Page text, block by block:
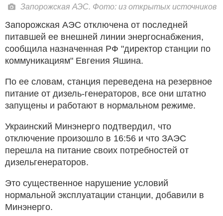
Запорожская АЭС. Фото: из открытых источников
Запорожская АЭС отключена от последней
питавшей ее внешней линии энергоснабжения,
сообщила назначенная РФ "директор станции по
коммуникациям" Евгения Яшина.
По ее словам, станция переведена на резервное
питание от дизель-генераторов, все они штатно
запущены и работают в нормальном режиме.
Украинский Минэнерго подтвердил, что
отключение произошло в 16:56 и что ЗАЭС
перешла на питание своих потребностей от
дизельгенераторов.
Это существенное нарушение условий
нормальной эксплуатации станции, добавили в
Минэнерго.